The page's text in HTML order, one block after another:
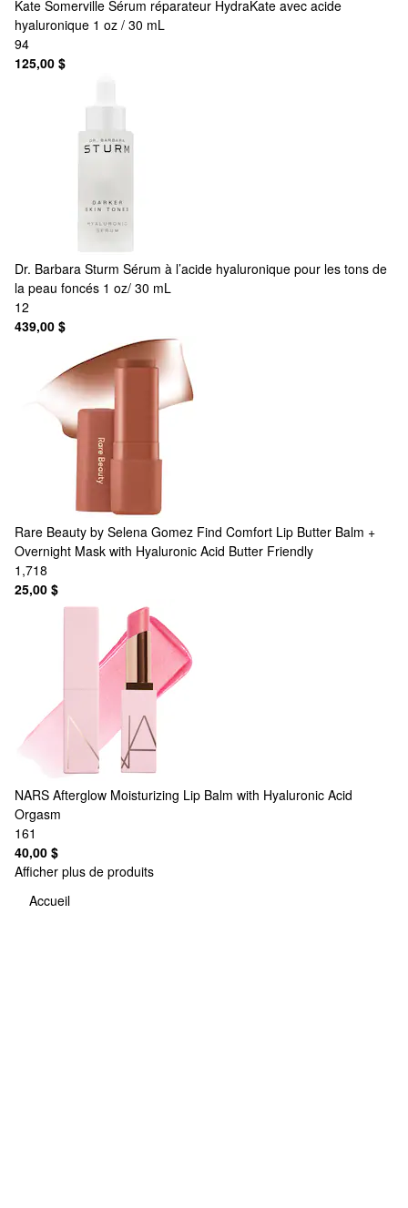
Kate Somerville Sérum réparateur HydraKate avec acide
hyaluronique 1 oz / 30 mL
94
125,00 $
Dr. Barbara Sturm Sérum à l’acide hyaluronique pour les tons de
la peau foncés 1 oz/ 30 mL
12
439,00 $
Rare Beauty by Selena Gomez Find Comfort Lip Butter Balm +
Overnight Mask with Hyaluronic Acid Butter Friendly
1,718
25,00 $
NARS Afterglow Moisturizing Lip Balm with Hyaluronic Acid
Orgasm
161
40,00 $
Afficher plus de produits
Accueil